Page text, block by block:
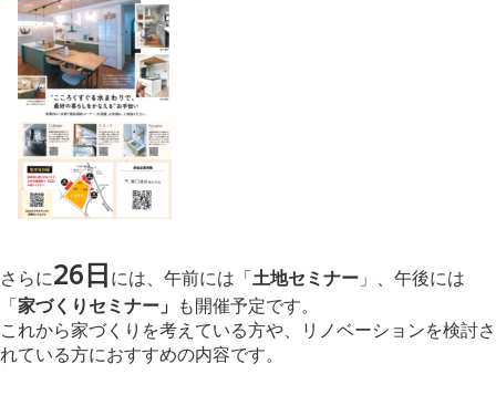
さらに26日には、午前には「土地セミナー 」、午後には
「家づくりセミナー」 も開催予定です。
これから家づくりを考えている方や、リノベーションを検討さ
れている方におすすめの内容です。